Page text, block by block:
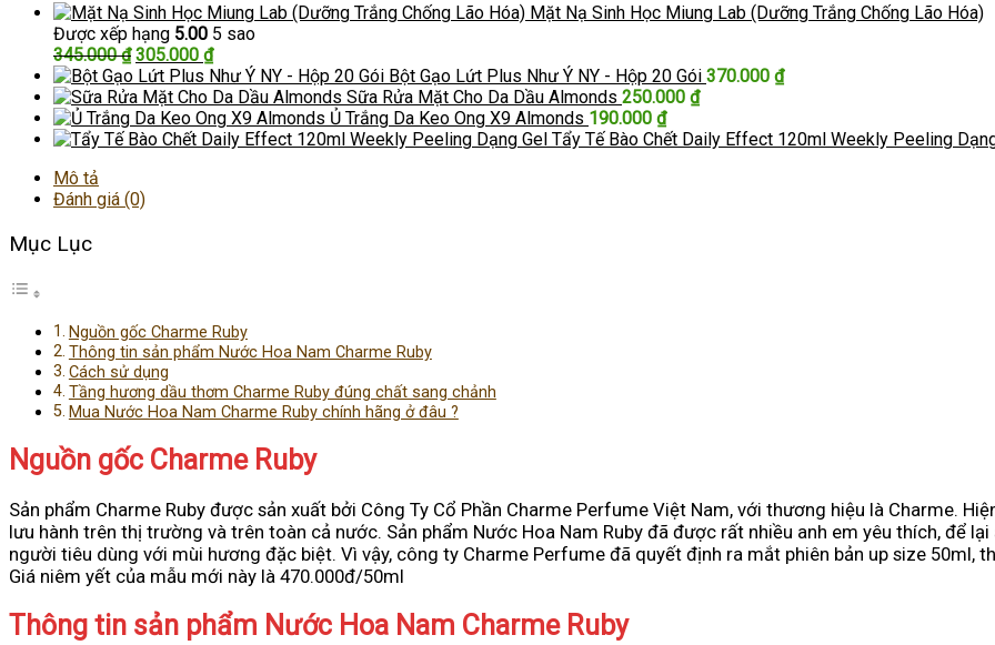
số
lượng
Mặt Nạ Sinh Học Miung Lab (Dưỡng Trắng Chống Lão Hóa)
Được xếp hạng 5.00 5 sao
345.000₫ Giá
gốc
là:
345.000 ₫.
305.000 ₫Giá
hiện
tại
là:
305.000 ₫.
Bột Gạo Lứt Plus Như Ý NY - Hộp 20 Gói 370.000 ₫
Sữa Rửa Mặt Cho Da Dầu Almonds 250.000 ₫
Ủ Trắng Da Keo Ong X9 Almonds 190.000 ₫
Tẩy Tế Bào Chết Daily Effect 120ml Weekly Peeling
Mô tả
Đánh giá (0)
Mục Lục
Nguồn gốc Charme Ruby
Thông tin sản phẩm Nước Hoa Nam Charme Ruby
Cách sử dụng
Tầng hương dầu thơm Charme Ruby đúng chất sang chảnh
Mua Nước Hoa Nam Charme Ruby chính hãng ở đâu ?
Nguồn gốc Charme Ruby
Sản phẩm Charme Ruby được sản xuất bởi Công Ty Cổ Phần Charme Perfume Việt Nam, với thương hiệu là Charme.
lưu hành trên thị trường và trên toàn cả nước. Sản phẩm Nước Hoa Nam Ruby đã được rất nhiều anh em yêu thích, để
người tiêu dùng với mùi hương đặc biệt. Vì vậy, công ty Charme Perfume đã quyết định ra mắt phiên bản up size 50ml,
Giá niêm yết của mẫu mới này là 470.000đ/50ml
Thông tin sản phẩm Nước Hoa Nam Charme Ruby